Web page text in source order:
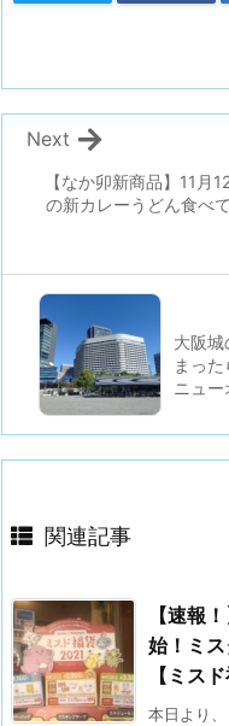
【なか卯新商品】11月
の新カレーうどん食べ
Next
大阪
まっ
ニュー
関連記事
【速報
始！ミ
【ミス
本日より